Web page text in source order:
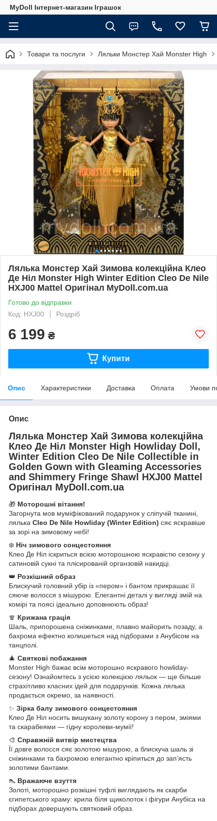
MyDoll Інтернет-магазин Іграшок
Товари та послуги Ляльки Монстер Хай Monster High
Лялька Монстер Хай Зимова колекційна Клео
Де Ніл Monster High Winter Edition Cleo De Nile
HXJ00 Mattel Оригінал MyDoll.com.ua
Готово до відправки
Код: HXJ00
Роздріб
6 199 ₴
Купити
Опис Характеристики Доставка Оплата Умови
Опис
Лялька Монстер Хай Зимова колекційна
Клео Де Ніл Monster High Howliday Doll,
Winter Edition Cleo De Nile Collectible in
Golden Gown with Gleaming Accessories
and Shimmery Fringe Shawl HXJ00 Mattel
Оригінал MyDoll.com.ua
🎁 Моторошні вітання!
Загорнута мов муміфікований подарунок у сліпучій тканині,
лялька Cleo De Nile Howliday (Winter Edition) сяє яскравіше
за зорі на зимовому небі!
❄️ Ніч зимового сонцестояння
Клео Де Ніл іскриться всією моторошною яскравістю сезону у
сатиновій сукні та плісированій органзовій накидці.
👑 Розкішний образ
Блискучий головний убір із «пером» і бантом прикрашає її
сяюче волосся з мішурою. Елегантні деталі у вигляді змій на
комірі та поясі ідеально доповнюють образ!
🧣 Крижана грація
Шаль, припорошена сніжинками, плавно майорить позаду, а
бахрома ефектно колишеться над підборами з Анубісом на
танцполі.
🎄 Святкові побажання
Monster High бажає всім моторошно яскравого howliday-
сезону! Ознайомтесь з усією колекцією ляльок — ще більше
страхітливо класних ідей для подарунків. Кожна лялька
продається окремо, за наявності.
✨ Зірка балу зимового сонцестояння
Клео Де Ніл носить вишукану золоту корону з пером, зміями
та скарабеями — гідну королеви-мумії!
🎨 Справжній витвір мистецтва
Її довге волосся сяє золотою мішурою, а блискуча шаль зі
сніжинками та бахромою елегантно кріпиться до зап’ясть
золотими бантами.
👠 Вражаюче взуття
Золоті, моторошно розкішні туфлі виглядають як скарби
єгипетського храму: крила біля щиколоток і фігури Анубіса на
підборах довершують святковий образ.